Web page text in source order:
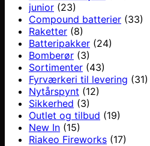
junior (23)
Compound batterier (33)
Raketter (8)
Batteripakker (24)
Bomberør (3)
Sortimenter (43)
Fyrværkeri til levering (31)
Nytårspynt (12)
Sikkerhed (3)
Outlet og tilbud (19)
New In (15)
Riakeo Fireworks (17)